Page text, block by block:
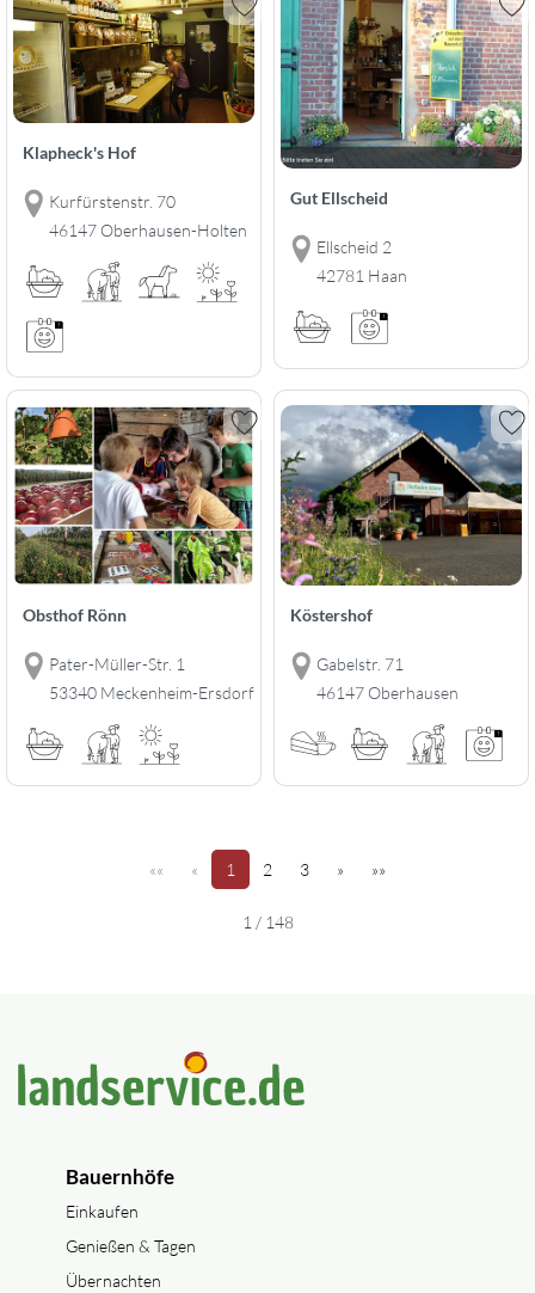
Klapheck's Hof
Kurfürstenstr. 70
46147 Oberhausen-Holten
Gut Ellscheid
Ellscheid 2
42781 Haan
Obsthof Rönn
Pater-Müller-Str. 1
53340 Meckenheim-Ersdorf
Köstershof
Gabelstr. 71
46147 Oberhausen
«« « 1 (aktuell)
2 3(3) » »»
1 / 148
Bauernhöfe
Einkaufen
Genießen & Tagen
Übernachten